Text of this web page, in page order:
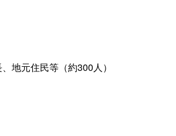
地元住民等（約300人）